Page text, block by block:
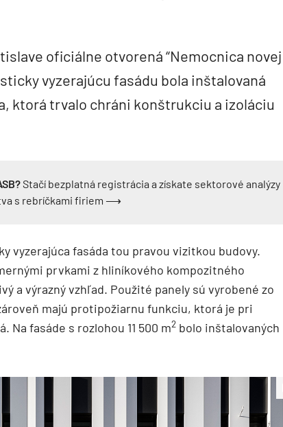
oficiálne otvorená “Nemocnica novej
vyzerajúcu fasádu bola inštalovaná
ktorá trvalo chráni konštrukciu a izoláciu
Stačí bezplatná registrácia a získate sektorové analýzy
s rebríčkami firiem ⟶
vyzerajúca fasáda tou pravou vizitkou budovy.
prvkami z hliníkového kompozitného
a výrazný vzhľad. Použité panely sú vyrobené zo
majú protipožiarnu funkciu, ktorá je pri
fasáde s rozlohou 11 500 m2 bolo inštalovaných